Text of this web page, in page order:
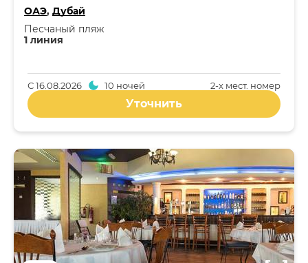
ОАЭ, Дубай
1 линия
Песчаный пляж
2-x мест. номер
С16.08.2026 10 ночей
Уточнить